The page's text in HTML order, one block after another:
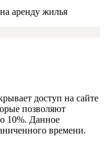
аренду жилья
доступ на сайте
позволяют
10%. Данное
времени.